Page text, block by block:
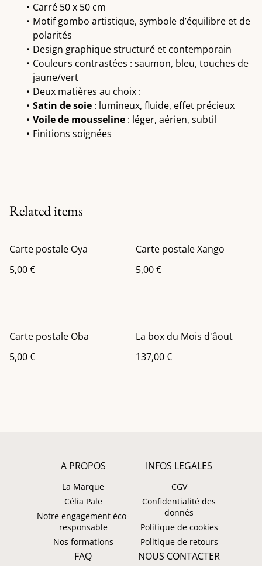
Carré 50 x 50 cm
Motif gombo artistique, symbole d’équilibre et de
polarités
Design graphique structuré et contemporain
Couleurs contrastées : saumon, bleu, touches de
jaune/vert
Deux matières au choix :
Satin de soie : lumineux, fluide, effet précieux
Voile de mousseline : léger, aérien, subtil
Finitions soignées
Related items
Carte postale Oya
5,00 €
Carte postale Xango
5,00 €
Carte postale Oba
5,00 €
La box du Mois d'âout
137,00 €
A PROPOS
La Marque
Célia Pale
Notre engagement éco-
responsable
Nos formations
INFOS LEGALES
CGV
Confidentialité des
donnés
Politique de cookies
Politique de retours
FAQ NOUS CONTACTER